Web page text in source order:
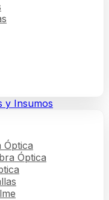
y Insumos
Óptica
Óptica